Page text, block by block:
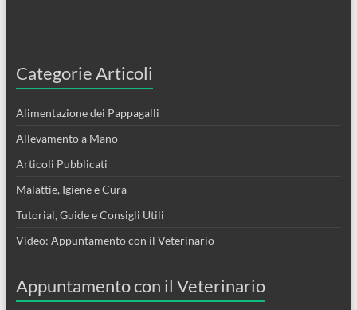
Categorie Articoli
Alimentazione dei Pappagalli
Allevamento a Mano
Articoli Pubblicati
Malattie, Igiene e Cura
Tutorial, Guide e Consigli Utili
Video: Appuntamento con il Veterinario
Appuntamento con il Veterinario